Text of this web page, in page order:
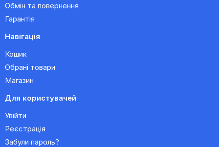
Обмін та повернення
Гарантія
Навігація
Кошик
Обрані товари
Магазин
Для користувачей
Увійти
Реєстрація
Забули пароль?